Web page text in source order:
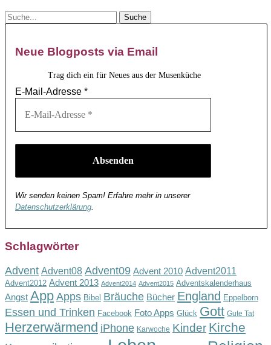
Neue Blogposts via Email
Trag dich ein für Neues aus der Musenküche
E-Mail-Adresse *
Wir senden keinen Spam! Erfahre mehr in unserer
Datenschutzerklärung
Schlagwörter
Advent Advent08 Advent09 Advent 2010 Advent2011
Advent2012 Advent 2013 Advent2014 Advent2015 Adventskalenderhaus
Angst App Apps Bibel Bräuche Bücher England Eppelborn
Essen und Trinken Facebook Foto Apps Glück Gott Gute Tat
Herzerwärmend iPhone Karwoche Kinder Kirche